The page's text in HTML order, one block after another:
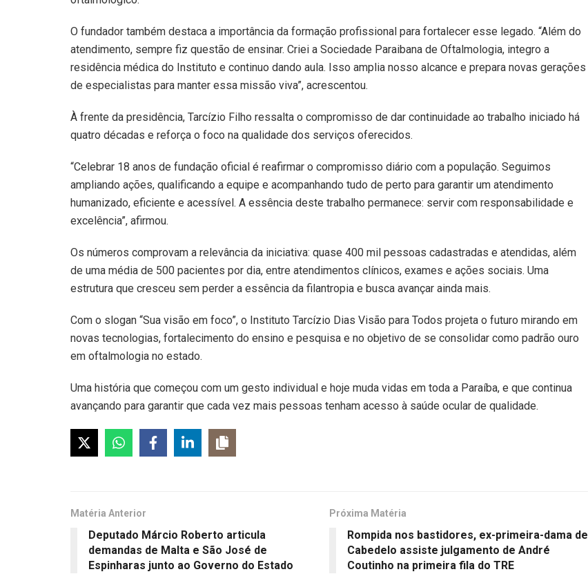
O fundador também destaca a importância da formação profissional para fortalecer esse legado. “Além do
atendimento, sempre fiz questão de ensinar. Criei a Sociedade Paraibana de Oftalmologia, integro a
residência médica do Instituto e continuo dando aula. Isso amplia nosso alcance e prepara novas gerações
de especialistas para manter essa missão viva”, acrescentou.
À frente da presidência, Tarcízio Filho ressalta o compromisso de dar continuidade ao trabalho iniciado há
quatro décadas e reforça o foco na qualidade dos serviços oferecidos.
“Celebrar 18 anos de fundação oficial é reafirmar o compromisso diário com a população. Seguimos
ampliando ações, qualificando a equipe e acompanhando tudo de perto para garantir um atendimento
humanizado, eficiente e acessível. A essência deste trabalho permanece: servir com responsabilidade e
excelência”, afirmou.
Os números comprovam a relevância da iniciativa: quase 400 mil pessoas cadastradas e atendidas, além
de uma média de 500 pacientes por dia, entre atendimentos clínicos, exames e ações sociais. Uma
estrutura que cresceu sem perder a essência da filantropia e busca avançar ainda mais.
Com o slogan “Sua visão em foco”, o Instituto Tarcízio Dias Visão para Todos projeta o futuro mirando em
novas tecnologias, fortalecimento do ensino e pesquisa e no objetivo de se consolidar como padrão ouro
em oftalmologia no estado.
Uma história que começou com um gesto individual e hoje muda vidas em toda a Paraíba, e que continua
avançando para garantir que cada vez mais pessoas tenham acesso à saúde ocular de qualidade.
Matéria Anterior
Deputado Márcio Roberto articula
demandas de Malta e São José de
Espinharas junto ao Governo do Estado
Próxima Matéria
Rompida nos bastidores, ex-primeira-dama de
Cabedelo assiste julgamento de André
Coutinho na primeira fila do TRE